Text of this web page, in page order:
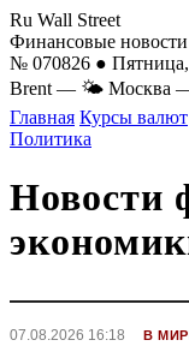
Ru Wall Street
Финансовые новости
№ 070826 ● Пятница,
Brent — 🌤 Москва
Главная Курсы валют
Политика
Новости
07.08.2026 16:18 В